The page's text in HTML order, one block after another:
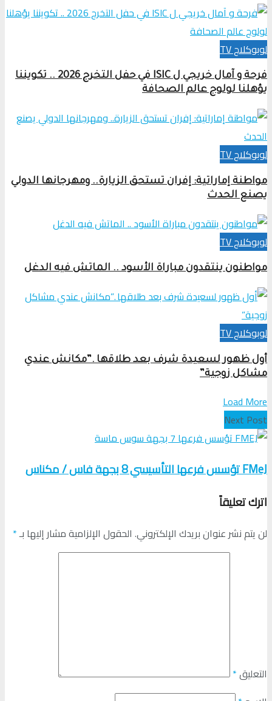
لوبوكلاج TV
فرحة و آمال خريجي ل ISIC في حفل التخرج 2026 .. تكويننا
يؤهلنا لولوج عالم الصحافة
لوبوكلاج TV
مواطنة إماراتية: إفران تستحق الزيارة.. ومهرجانها الدولي
يصنع الحدث
لوبوكلاج TV
مواطنون ينتقدون مباراة الأسود .. الماتش فيه الدغل
لوبوكلاج TV
أول ظهور لسعيدة شرف بعد طلاقها .”مكانش عندي
مشاكل زوجية”
Load More
Next Post
FMeJ تؤسس فرعها التأسيسي 8 بجهة فاس / مكناس
اترك تعليقاً
لن يتم نشر عنوان بريدك الإلكتروني. الحقول الإلزامية مشار إليها بـ*
التعليق*